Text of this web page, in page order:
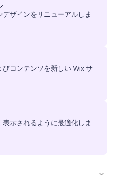
ザインをリニューアルしま
コンテンツを新しい Wix サ
示されるように最適化しま